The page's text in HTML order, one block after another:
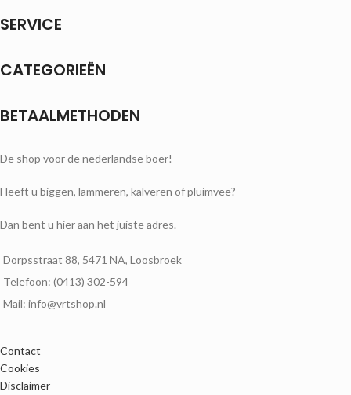
SERVICE
CATEGORIEËN
BETAALMETHODEN
De shop voor de nederlandse boer!
Heeft u biggen, lammeren, kalveren of pluimvee?
Dan bent u hier aan het juiste adres.
Dorpsstraat 88, 5471 NA, Loosbroek
Telefoon: (0413) 302-594
Mail: info@vrtshop.nl
Contact
Cookies
Disclaimer